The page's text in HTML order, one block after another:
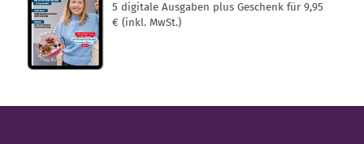
5 digitale Ausgaben plus Geschenk für 9,95
€ (inkl. MwSt.)